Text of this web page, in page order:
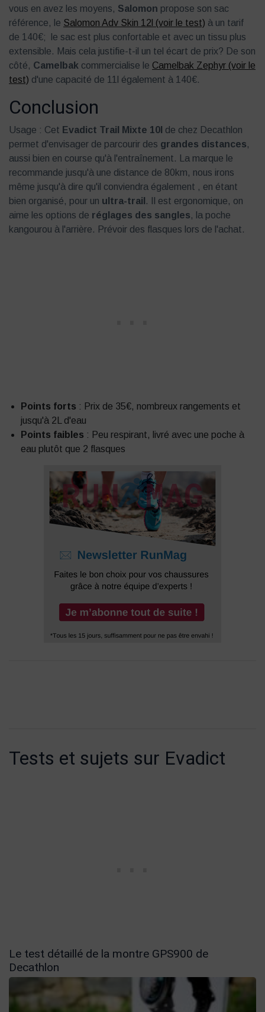
vous en avez les moyens, Salomon propose son sac
référence, le Salomon Adv Skin 12l (voir le test) à un tarif
de 140€; le sac est plus confortable et avec un tissu plus
extensible. Mais cela justifie-t-il un tel écart de prix? De son
côté, Camelbak commercialise le Camelbak Zephyr (voir le
test) d'une capacité de 11l également à 140€.
Conclusion
Usage : Cet Evadict Trail Mixte 10l de chez Decathlon
permet d'envisager de parcourir des grandes distances,
aussi bien en course qu'à l'entraînement. La marque le
recommande jusqu'à une distance de 80km, nous irons
même jusqu'à dire qu'il conviendra également , en étant
bien organisé, pour un ultra-trail . Il est ergonomique, on
aime les options de réglages des sangles, la poche
kangourou à l'arrière. Prévoir des flasques lors de l'achat.
Points forts : Prix de 35€, nombreux rangements et
jusqu'à 2L d'eau
Points faibles : Peu respirant, livré avec une poche à
eau plutôt que 2 flasques
Tests et sujets sur Evadict
Le test détaillé de la montre GPS900 de
Decathlon